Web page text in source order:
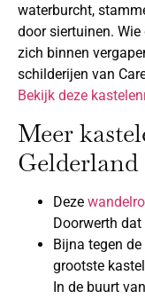
waterburcht,
door siertuinen.
zich binnen
schilderijen van
Bekijk deze
Meer
Gelderland
Deze
Doorwerth
Bijna tegen
grootste
In de buurt